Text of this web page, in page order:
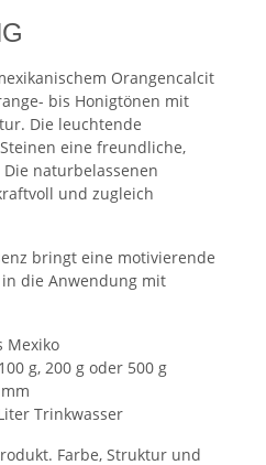
Orangencalcit
bis Honigtönen mit
Die leuchtende
eine freundliche,
naturbelassenen
und zugleich
bringt eine motivierende
die Anwendung mit
Mexiko
g, 200 g oder 500 g
Trinkwasser
Farbe, Struktur und